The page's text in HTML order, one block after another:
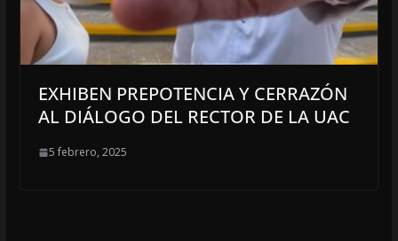
EXHIBEN PREPOTENCIA Y CERRAZÓN
AL DIÁLOGO DEL RECTOR DE LA UAC
5 febrero, 2025